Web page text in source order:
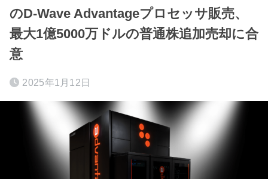
のD-Wave Advantageプロセッサ販売、
最大1億5000万ドルの普通株追加売却に合
意
2025年1月12日